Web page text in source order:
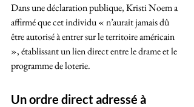
Dans une déclaration publique, Kristi Noem a
affirmé que cet individu « n’aurait jamais dû
être autorisé à entrer sur le territoire américain
», établissant un lien direct entre le drame et le
programme de loterie.
Un ordre direct adressé à